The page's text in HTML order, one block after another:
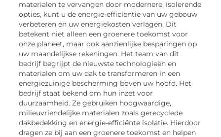
materialen te vervangen door modernere, isolerende
opties, kunt u de energie-efficiëntie van uw gebouw
verbeteren en uw energiekosten verlagen. Dit
betekent niet alleen een groenere toekomst voor
onze planeet, maar ook aanzienlijke besparingen op
uw maandelijkse rekeningen. Het team van dit
bedrijf begrijpt de nieuwste technologieën en
materialen om uw dak te transformeren in een
energiezuinige bescherming boven uw hoofd. Het
bedrijf staat bekend om hun inzet voor
duurzaamheid. Ze gebruiken hoogwaardige,
milieuvriendelijke materialen zoals gerecyclede
dakbedekking en energie-efficiënte isolatie. Hierdoor
dragen ze bij aan een groenere toekomst en helpen